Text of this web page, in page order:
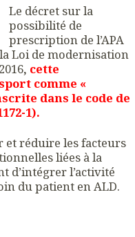
Le décret sur la
possibilité de
prescription de l’APA
Loi de modernisation
, cette
comme «
dans le code de
1).
et réduire les facteurs
liées à la
d’intégrer l’activité
du patient en ALD.